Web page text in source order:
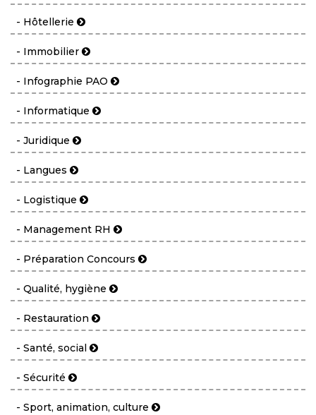
- Hôtellerie
- Immobilier
- Infographie PAO
- Informatique
- Juridique
- Langues
- Logistique
- Management RH
- Préparation Concours
- Qualité, hygiène
- Restauration
- Santé, social
- Sécurité
- Sport, animation, culture